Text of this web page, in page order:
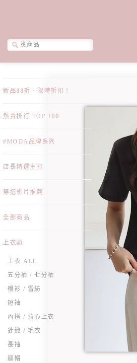
新品88折．限時折扣！
熱賣排行 TOP 100
#MODA品牌系列
店長精選主打
穿搭影片推薦
全部商品
上衣類
上衣 ALL
五分袖 / 七分袖
襯衫 / 雪紡
短袖
內搭 / 背心上衣
針織 / 毛衣
長袖
連帽